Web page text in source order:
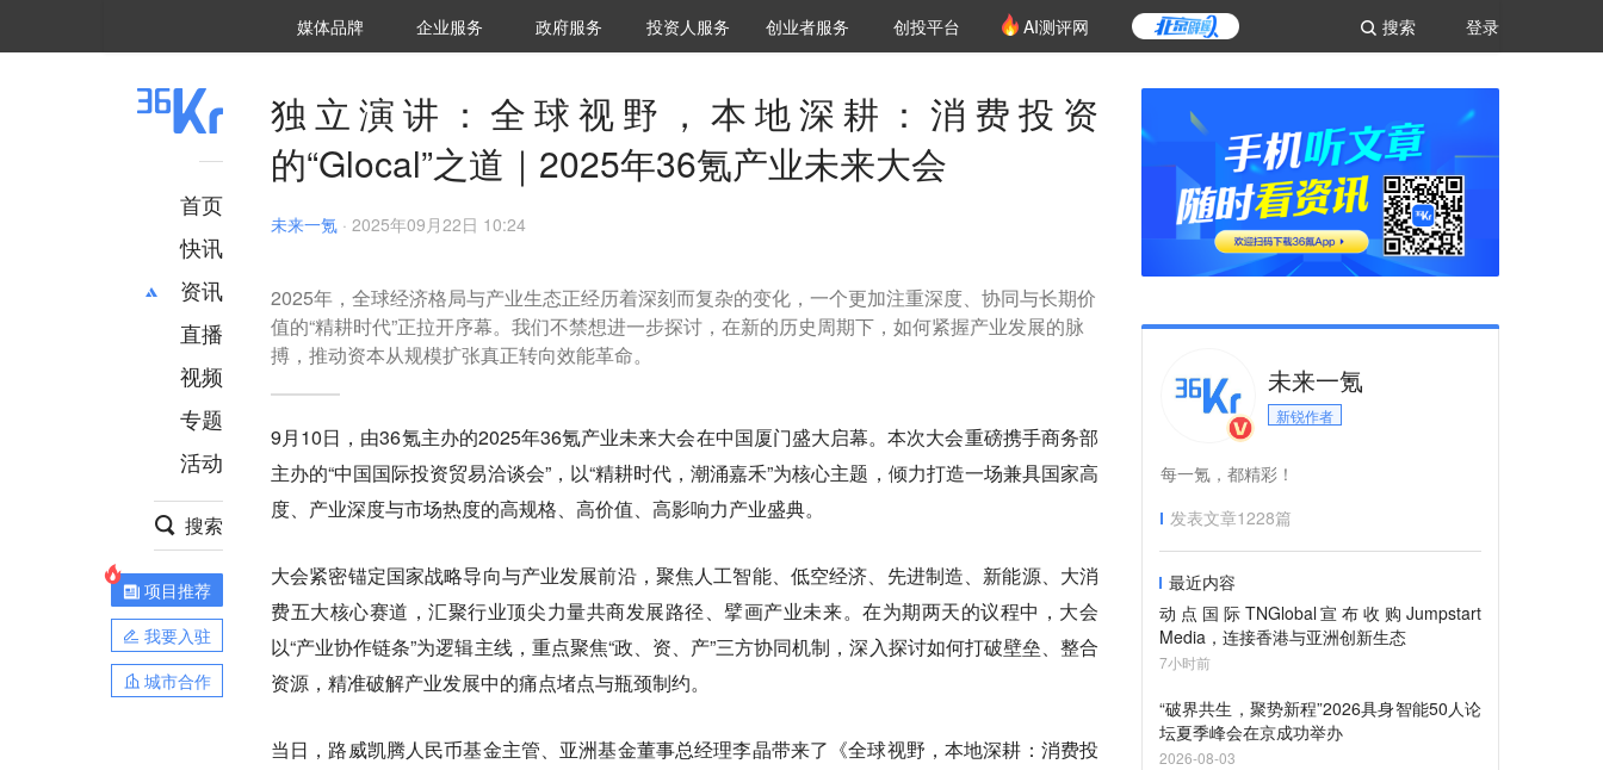
登录
搜索
媒体品牌 36Kr研究院
企业服务 城市之窗
政府服务 VClub投资机构库
投资机构职位推介
投资人服务 创投氪堂
创业者服务 创投平台 AI测评网
首页
快讯
资讯
推荐
财经
项目推荐
安徽
直播
视频
专题
活动
搜索
项目推荐
我要入驻
城市合作
独立演讲：全球视野，本地深耕：消费投资
的“Glocal”之道｜2025年36氪产业未来大会
未来一氪 · 2025年09月22日 10:24
2025年，全球经济格局与产业生态正经历着深刻而复杂的变化，一个更加注重深度、协同与长期价
值的“精耕时代”正拉开序幕。我们不禁想进一步探讨，在新的历史周期下，如何紧握产业发展的脉
搏，推动资本从规模扩张真正转向效能革命。
9月10日，由36氪主办的2025年36氪产业未来大会在中国厦门盛大启幕。本次大会重磅携手商务部
主办的“中国国际投资贸易洽谈会”，以“精耕时代，潮涌嘉禾”为核心主题，倾力打造一场兼具国家高
度、产业深度与市场热度的高规格、高价值、高影响力产业盛典。
大会紧密锚定国家战略导向与产业发展前沿，聚焦人工智能、低空经济、先进制造、新能源、大消
费五大核心赛道，汇聚行业顶尖力量共商发展路径、擘画产业未来。在为期两天的议程中，大会
以“产业协作链条”为逻辑主线，重点聚焦“政、资、产”三方协同机制，深入探讨如何打破壁垒、整合
资源，精准破解产业发展中的痛点堵点与瓶颈制约。
当日，路威凯腾人民币基金主管、亚洲基金董事总经理李晶带来了《全球视野，本地深耕：消费投
未来一氪
新锐作者
每一氪，都精彩！
发表文章1228篇
最近内容
动点国际TNGlobal宣布收购Jumpstart
Media，连接香港与亚洲创新生态
7小时前
“破界共生，聚势新程”2026具身智能50人论
坛夏季峰会在京成功举办
2026-08-03